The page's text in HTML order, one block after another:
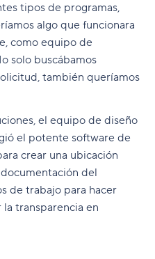
tipos de programas,
algo que funcionara
como equipo de
solo buscábamos
también queríamos
el equipo de diseño
el potente software de
crear una ubicación
del
de trabajo para hacer
transparencia en